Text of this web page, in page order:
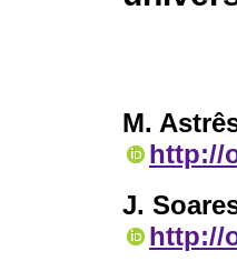
M.
http://
J.
http://